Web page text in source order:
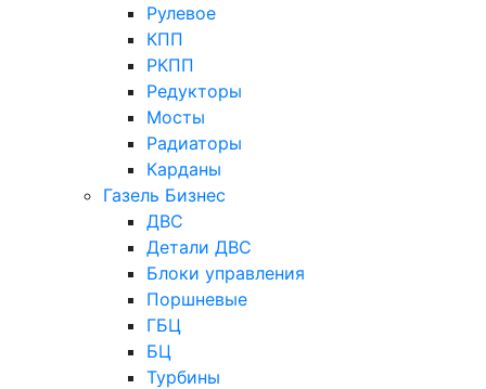
Рулевое
КПП
РКПП
Редукторы
Мосты
Радиаторы
Карданы
Газель Бизнес
ДВС
Детали ДВС
Блоки управления
Поршневые
ГБЦ
БЦ
Турбины